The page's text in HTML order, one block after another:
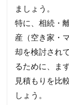
ましょう。
特に、相続・
産（空き家・
却を検討され
るために、ま
見積もりを比
しょう。